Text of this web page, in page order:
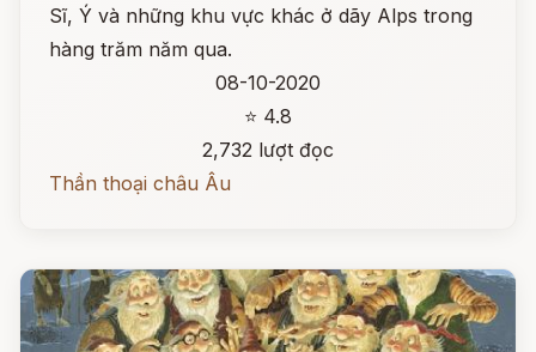
Sĩ, Ý và những khu vực khác ở dãy Alps trong
hàng trăm năm qua.
08-10-2020
⭐ 4.8
2,732 lượt đọc
Thần thoại châu Âu